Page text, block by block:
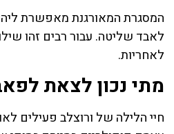
המסגרת המאורגנת מאפשרת
לאבד שליטה. עבור רבים זהו
לאחריות.
מתי נכון לצאת
חיי הלילה של ורוצלב פעילים